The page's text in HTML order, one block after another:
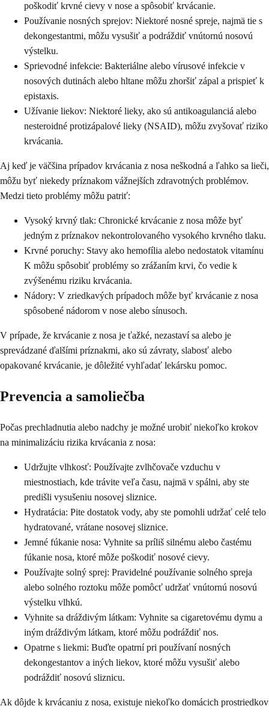
poškodiť krvné cievy v nose a spôsobiť krvácanie.
Používanie nosných sprejov: Niektoré nosné spreje, najmä tie s
dekongestantmi, môžu vysušiť a podráždiť vnútornú nosovú
výstelku.
Sprievodné infekcie: Bakteriálne alebo vírusové infekcie v
nosových dutinách alebo hltane môžu zhoršiť zápal a prispieť k
epistaxis.
Užívanie liekov: Niektoré lieky, ako sú antikoagulanciá alebo
nesteroidné protizápalové lieky (NSAID), môžu zvyšovať riziko
krvácania.
Aj keď je väčšina prípadov krvácania z nosa neškodná a ľahko sa lieči,
môžu byť niekedy príznakom vážnejších zdravotných problémov.
Medzi tieto problémy môžu patriť:
Vysoký krvný tlak: Chronické krvácanie z nosa môže byť
jedným z príznakov nekontrolovaného vysokého krvného tlaku.
Krvné poruchy: Stavy ako hemofília alebo nedostatok vitamínu
K môžu spôsobiť problémy so zrážaním krvi, čo vedie k
zvýšenému riziku krvácania.
Nádory: V zriedkavých prípadoch môže byť krvácanie z nosa
spôsobené nádorom v nose alebo sínusoch.
V prípade, že krvácanie z nosa je ťažké, nezastaví sa alebo je
sprevádzané ďalšími príznakmi, ako sú závraty, slabosť alebo
opakované krvácanie, je dôležité vyhľadať lekársku pomoc.
Prevencia a samoliečba
Počas prechladnutia alebo nadchy je možné urobiť niekoľko krokov
na minimalizáciu rizika krvácania z nosa:
Udržujte vlhkosť: Používajte zvlhčovače vzduchu v
miestnostiach, kde trávite veľa času, najmä v spálni, aby ste
predišli vysušeniu nosovej sliznice.
Hydratácia: Pite dostatok vody, aby ste pomohli udržať celé telo
hydratované, vrátane nosovej sliznice.
Jemné fúkanie nosa: Vyhnite sa príliš silnému alebo častému
fúkanie nosa, ktoré môže poškodiť nosové cievy.
Používajte solný sprej: Pravidelné používanie solného spreja
alebo solného roztoku môže pomôcť udržať vnútornú nosovú
výstelku vlhkú.
Vyhnite sa dráždivým látkam: Vyhnite sa cigaretovému dymu a
iným dráždivým látkam, ktoré môžu podráždiť nos.
Opatrne s liekmi: Buďte opatrní pri používaní nosných
dekongestantov a iných liekov, ktoré môžu vysušiť alebo
podráždiť nosovú sliznicu.
Ak dôjde k krvácaniu z nosa, existuje niekoľko domácich prostriedkov